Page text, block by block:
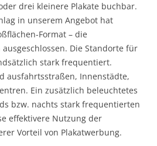
drei kleinere Plakate buchbar.
in unserem Angebot hat
Format – die
Die Standorte für
stark frequentiert.
ausfahrtsstraßen, Innenstädte,
Ein zusätzlich beleuchtetes
bzw. nachts stark frequentierten
effektivere Nutzung der
Vorteil von Plakatwerbung.